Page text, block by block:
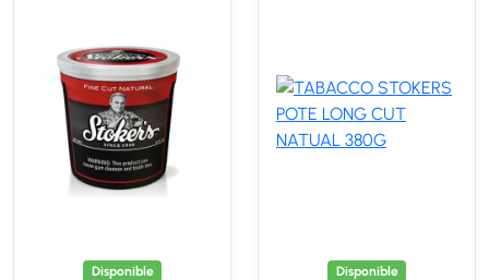
Disponible Disponible